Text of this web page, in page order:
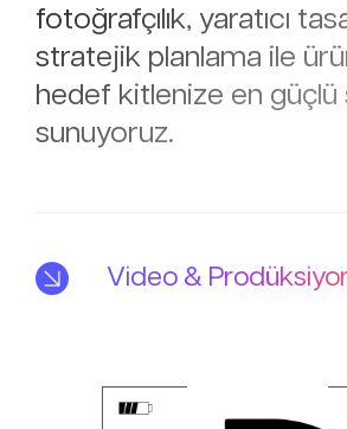
fotoğrafçılık, yaratıcı
stratejik planlama ile
hedef kitlenize en güçlü
sunuyoruz.
Video &